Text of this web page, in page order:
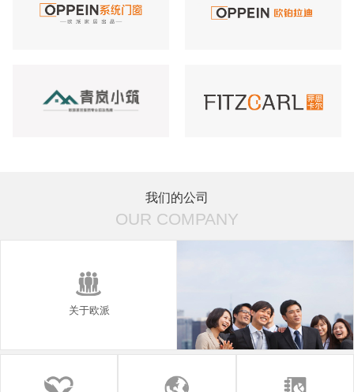
OPPEIN系统门窗
我们的公司
OUR COMPANY
关于欧派